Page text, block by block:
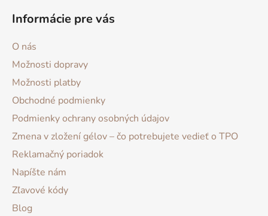
Informácie pre vás
O nás
Možnosti dopravy
Možnosti platby
Obchodné podmienky
Podmienky ochrany osobných údajov
Zmena v zložení gélov – čo potrebujete vedieť o TPO
Reklamačný poriadok
Napíšte nám
Zľavové kódy
Blog